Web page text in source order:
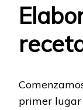
primer lugar